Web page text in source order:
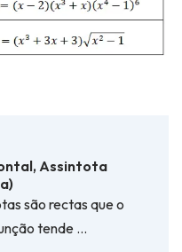
Assintota
são rectas que o
tende …